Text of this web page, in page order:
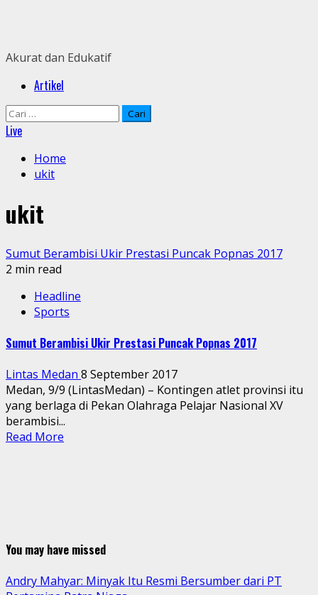
Akurat dan Edukatif
PrimaryArtikel
Cari
untuk:
Live
Home
ukit
ukit
Sumut Berambisi Ukir Prestasi Puncak Popnas 2017
2 min read
Headline
Sports
Sumut Berambisi Ukir Prestasi Puncak Popnas 2017
Lintas Medan 8 September 2017
Medan, 9/9 (LintasMedan) – Kontingen atlet provinsi itu
yang berlaga di Pekan Olahraga Pelajar Nasional XV
berambisi...
Read More
You may have missed
Andry Mahyar: Minyak Itu Resmi Bersumber dari PT